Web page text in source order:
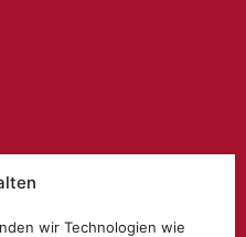
wir Technologien wie